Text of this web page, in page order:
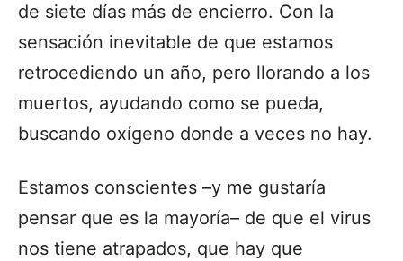
de siete días más de encierro. Con la
sensación inevitable de que estamos
retrocediendo un año, pero llorando a los
muertos, ayudando como se pueda,
buscando oxígeno donde a veces no hay.
Estamos conscientes –y me gustaría
pensar que es la mayoría– de que el virus
nos tiene atrapados, que hay que